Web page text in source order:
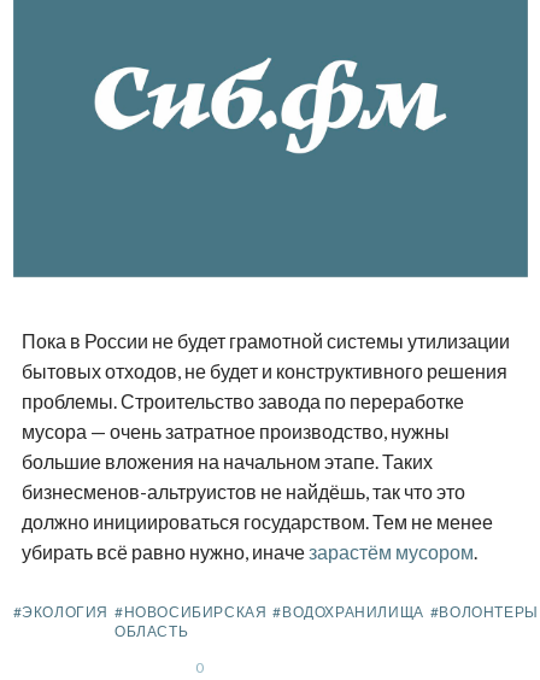
Пока в России не будет грамотной системы утилизации
бытовых отходов, не будет и конструктивного решения
проблемы. Строительство завода по переработке
мусора — очень затратное производство, нужны
большие вложения на начальном этапе. Таких
бизнесменов-альтруистов не найдёшь, так что это
должно инициироваться государством. Тем не менее
убирать всё равно нужно, иначезарастём мусором.
#ЭКОЛОГИЯ #НОВОСИБИРСКАЯ
ОБЛАСТЬ
#ВОДОХРАНИЛИЩА #ВОЛОНТЕРЫ
0